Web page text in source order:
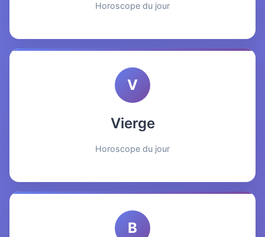
Horoscope du jour
V
Vierge
Horoscope du jour
B